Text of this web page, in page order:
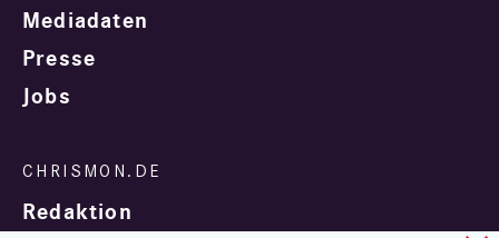
Mediadaten
Presse
Jobs
Redaktion